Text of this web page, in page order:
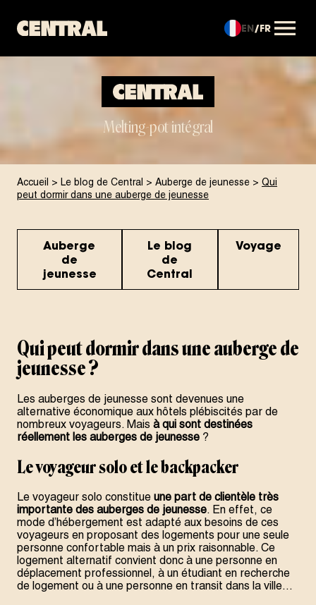
EN FR
Melting-pot intégral
Accueil > Le blog de Central > Auberge de jeunesse > Qui
peut dormir dans une auberge de jeunesse
Auberge
de
jeunesse
Le blog
de
Central
Voyage
Qui peut dormir dans une auberge de
jeunesse ?
Les auberges de jeunesse sont devenues une
alternative économique aux hôtels plébiscités par de
nombreux voyageurs. Mais à qui sont destinées
réellement les auberges de jeunesse ?
Le voyageur solo et le backpacker
Le voyageur solo constitue une part de clientèle très
importante des auberges de jeunesse. En effet, ce
mode d’hébergement est adapté aux besoins de ces
voyageurs en proposant des logements pour une seule
personne confortable mais à un prix raisonnable. Ce
logement alternatif convient donc à une personne en
déplacement professionnel, à un étudiant en recherche
de logement ou à une personne en transit dans la ville…